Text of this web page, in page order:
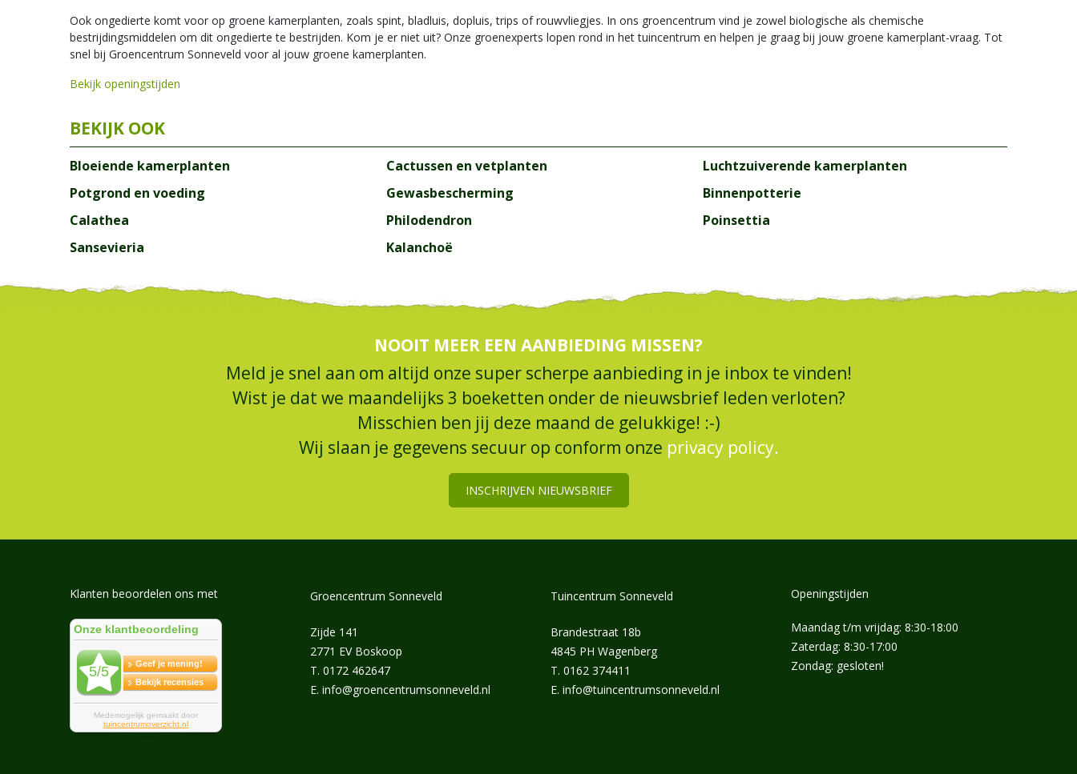
Ook ongedierte komt voor op groene kamerplanten, zoals spint, bladluis, dopluis, trips of rouwvliegjes. In ons groencentrum vind je zowel biologische als chemische
bestrijdingsmiddelen om dit ongedierte te bestrijden. Kom je er niet uit? Onze groenexperts lopen rond in het tuincentrum en helpen je graag bij jouw groene kamerplant-vraag. Tot
snel bij Groencentrum Sonneveld voor al jouw groene kamerplanten.
Bekijk openingstijden
Bloeiende kamerplanten Cactussen en vetplanten
Luchtzuiverende kamerplanten
Potgrond en voeding
Gewasbescherming
Binnenpotterie
Calathea
Philodendron
Poinsettia
Sansevieria
Kalanchoë
NOOIT MEER EEN AANBIEDING MISSEN?
Meld je snel aan om altijd onze super scherpe aanbieding in je inbox te vinden!
Wist je dat we maandelijks 3 boeketten onder de nieuwsbrief leden verloten?
Misschien ben jij deze maand de gelukkige! :-)
Wij slaan je gegevens secuur op conform onze privacy policy.
INSCHRIJVEN NIEUWSBRIEF
Klanten beoordelen ons met Groencentrum Sonneveld
Zijde 141
2771 EV Boskoop
T. 0172 462647
E. info@groencentrumsonneveld.nl
Tuincentrum Sonneveld
Brandestraat 18b
4845 PH Wagenberg
T. 0162 374411
E. info@tuincentrumsonneveld.nl
Openingstijden
Maandag t/m vrijdag: 8:30-18:00
Zaterdag: 8:30-17:00
Zondag: gesloten!